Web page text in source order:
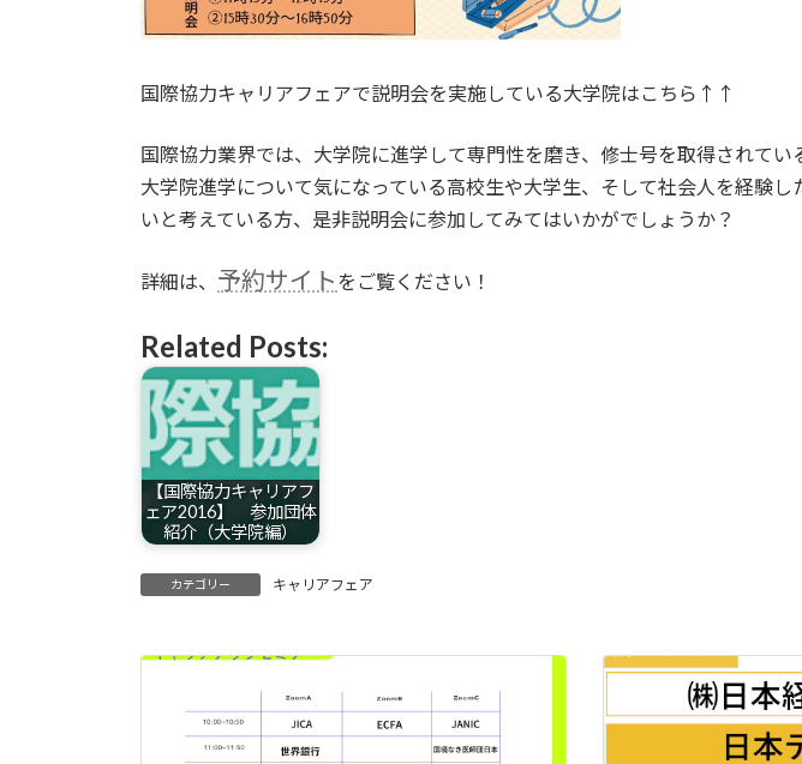
国際協力キャリアフェアで説明会を実施している大学院はこちら↑↑
国際協力業界では、大学院に進学して専門性を磨き、修士号を取得されてい
大学院進学について気になっている高校生や大学生、そして社会人を経験し
いと考えている方、是非説明会に参加してみてはいかがでしょうか？
詳細は、 予約サイト をご覧ください！
Related Posts:
【国際協力キャリアフ
ェア2016】 参加団体
紹介（大学院編）
カテゴリー キャリアフェア